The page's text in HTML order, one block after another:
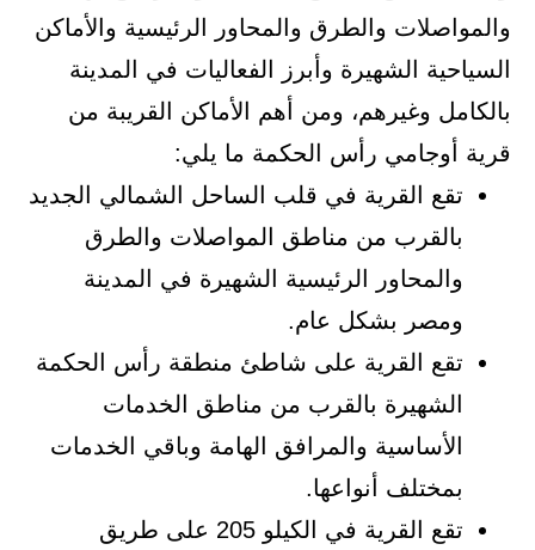
والمواصلات والطرق والمحاور الرئيسية والأماكن
السياحية الشهيرة وأبرز الفعاليات في المدينة
بالكامل وغيرهم، ومن أهم الأماكن القريبة من
قرية أوجامي رأس الحكمة ما يلي:
تقع القرية في قلب الساحل الشمالي الجديد
بالقرب من مناطق المواصلات والطرق
والمحاور الرئيسية الشهيرة في المدينة
ومصر بشكل عام.
تقع القرية على شاطئ منطقة رأس الحكمة
الشهيرة بالقرب من مناطق الخدمات
الأساسية والمرافق الهامة وباقي الخدمات
بمختلف أنواعها.
تقع القرية في الكيلو 205 على طريق